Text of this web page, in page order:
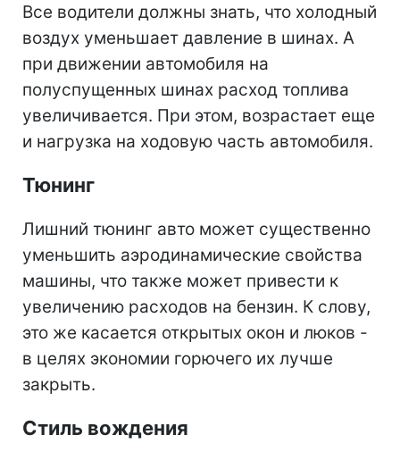
Все водители должны знать, что холодный
воздух уменьшает давление в шинах. А
при движении автомобиля на
полуспущенных шинах расход топлива
увеличивается. При этом, возрастает еще
и нагрузка на ходовую часть автомобиля.
Тюнинг
Лишний тюнинг авто может существенно
уменьшить аэродинамические свойства
машины, что также может привести к
увеличению расходов на бензин. К слову,
это же касается открытых окон и люков -
в целях экономии горючего их лучше
закрыть.
Стиль вождения